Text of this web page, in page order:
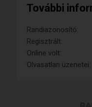
További
Randiazonosító:
Regisztrált:
Online volt:
Olvasatlan üzenetei: